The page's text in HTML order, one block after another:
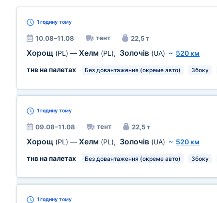
1 годину тому
10.08–11.08 тент 22,5 т
Хорощ (PL) — Хелм (PL), Золочів (UA) ~ 520 км
тнв на палетах
Без довантаження (окреме авто) Збоку
1 годину тому
09.08–11.08 тент 22,5 т
Хорощ (PL) — Хелм (PL), Золочів (UA) ~ 520 км
тнв на палетах
Без довантаження (окреме авто) Збоку
1 годину тому